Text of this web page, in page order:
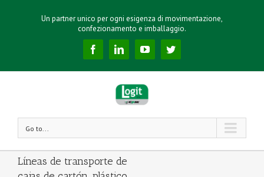
Un partner unico per ogni esigenza di movimentazione,
confezionamento e imballaggio.
FacebookLinkedinYouTubeTwitter
Go to...
Líneas de transporte de